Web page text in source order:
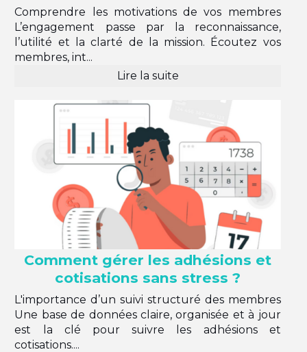
Comprendre les motivations de vos membres
L’engagement passe par la reconnaissance,
l’utilité et la clarté de la mission. Écoutez vos
membres, int...
Lire la suite
Comment gérer les adhésions et
cotisations sans stress ?
L'importance d’un suivi structuré des membres
Une base de données claire, organisée et à jour
est la clé pour suivre les adhésions et
cotisations....